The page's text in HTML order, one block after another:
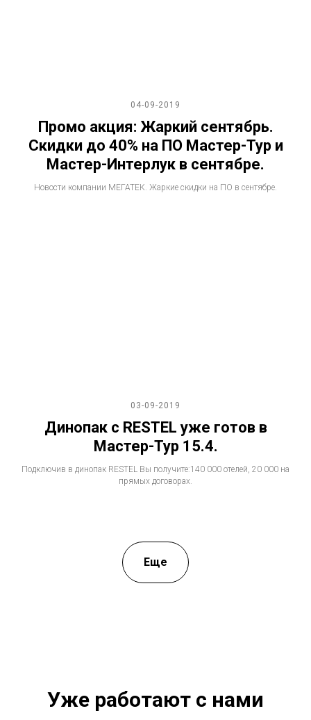
04-09-2019
Промо акция: Жаркий сентябрь.
Скидки до 40% на ПО Мастер-Тур и
Мастер-Интерлук в сентябре.
Новости компании МЕГАТЕК. Жаркие скидки на ПО в сентябре.
03-09-2019
Динопак с RESTEL уже готов в
Мастер-Тур 15.4.
Подключив в динопак RESTEL Вы получите:140 000 отелей, 20 000 на
прямых договорах.
Еще
Уже работают с нами